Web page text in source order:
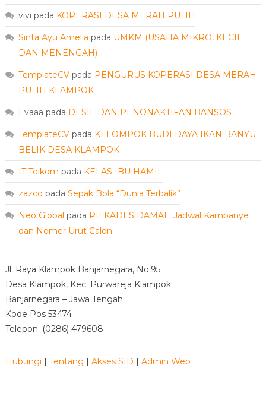
vivi pada KOPERASI DESA MERAH PUTIH
Sinta Ayu Amelia pada UMKM (USAHA MIKRO, KECIL
DAN MENENGAH)
TemplateCVpada PENGURUS KOPERASI DESA MERAH
PUTIH KLAMPOK
Evaaa pada DESIL DAN PENONAKTIFAN BANSOS
TemplateCVpada KELOMPOK BUDI DAYA IKAN BANYU
BELIK DESA KLAMPOK
IT Telkom pada KELAS IBU HAMIL
zazco pada Sepak Bola “Dunia Terbalik”
Neo Global pada PILKADES DAMAI : Jadwal Kampanye
dan Nomer Urut Calon
Jl. Raya Klampok Banjarnegara, No.95
Desa Klampok, Kec. Purwareja Klampok
Banjarnegara – Jawa Tengah
Kode Pos 53474
Telepon: (0286) 479608
Hubungi Tentang Akses SID Admin Web